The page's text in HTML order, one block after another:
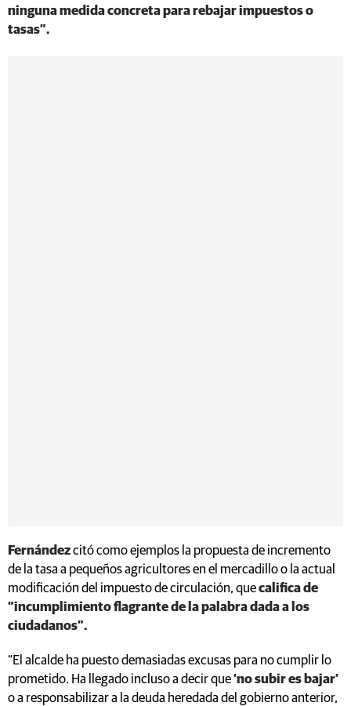
ninguna medida concreta para rebajar impuestos o
tasas”.
Fernándezcitó como ejemplos la propuesta de incremento
de la tasa a pequeños agricultores en el mercadillo o la actual
modificación del impuesto de circulación, quecalifica de
“incumplimiento flagrante de la palabra dada a los
ciudadanos”.
“El alcalde ha puesto demasiadas excusas para no cumplir lo
prometido. Ha llegado incluso a decir que‘no subir es bajar’
o a responsabilizar a la deuda heredada del gobierno anterior,